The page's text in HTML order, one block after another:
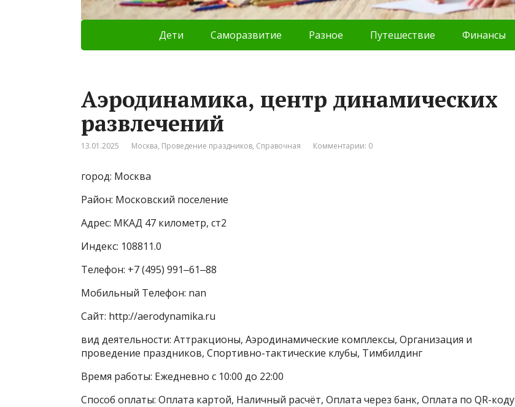
Дети Саморазвитие Разное Путешествие Финансы
Аэродинамика, центр динамических
развлечений
13.01.2025 Москва, Проведение праздников, Справочная Комментарии: 0
город: Москва
Район: Московский поселение
Адрес: МКАД 47 километр, ст2
Индекс: 108811.0
Телефон: +7 (495) 991‒61‒88
Мобильный Телефон: nan
Сайт: http://aerodynamika.ru
вид деятельности: Аттракционы, Аэродинамические комплексы, Организация и
проведение праздников, Спортивно-тактические клубы, Тимбилдинг
Время работы: Ежедневно с 10:00 до 22:00
Способ оплаты: Оплата картой, Наличный расчёт, Оплата через банк, Оплата по QR-коду